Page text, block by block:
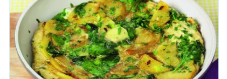
пропущенный через пресс. Попробуйте, вам точно
понравится!